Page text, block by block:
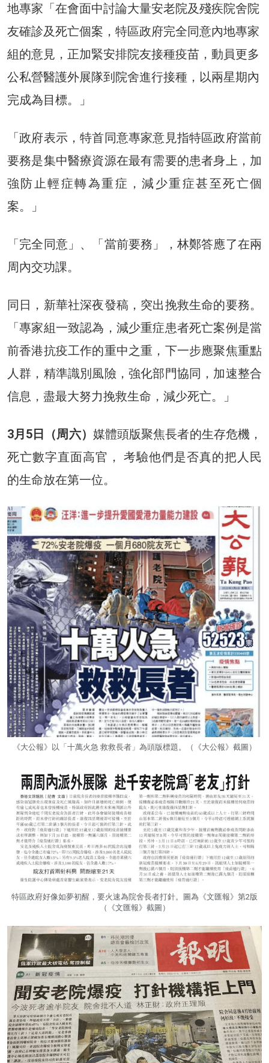
地專家「在會面中討論大量安老院及殘疾院舍院
友確診及死亡個案，特區政府完全同意內地專家
組的意見，正加緊安排院友接種疫苗，動員更多
公私營醫護外展隊到院舍進行接種，以兩星期內
完成為目標。」
「政府表示，特首同意專家意見指特區政府當前
要務是集中醫療資源在最有需要的患者身上，加
強防止輕症轉為重症，減少重症甚至死亡個
案。」
「完全同意」、「當前要務」，林鄭答應了在兩
周內交功課。
同日，新華社深夜發稿，突出挽救生命的要務。
「專家組一致認為，減少重症患者死亡案例是當
前香港抗疫工作的重中之重，下一步應聚焦重點
人群，精準識別風險，強化部門協同，加速整合
信息，盡最大努力挽救生命，減少死亡。」
3月5日（周六） 媒體頭版聚焦長者的生存危機，
死亡數字直面高官， 考驗他們是否真的把人民
的生命放在第一位。
《大公報》以「十萬火急 救救長者」為頭版標題。（《大公報》截圖）
特區政府好像如夢初醒，要火速為院舍長者打針。圖為《文匯報》第2版
（《文匯報》截圖）